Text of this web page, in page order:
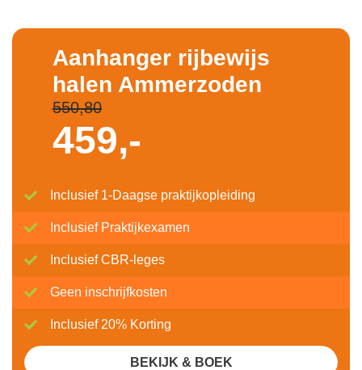
Aanhanger rijbewijs
halen Ammerzoden
550,80
459,-
Inclusief 1-Daagse praktijkopleiding
Inclusief Praktijkexamen
Inclusief CBR-leges
Geen inschrijfkosten
Inclusief 20% Korting
BEKIJK & BOEK